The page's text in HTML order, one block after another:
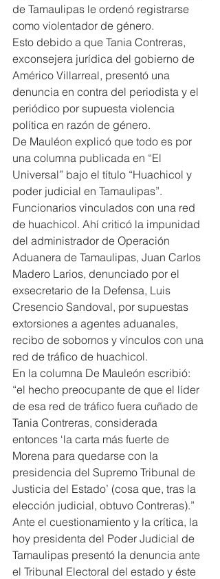
de Tamaulipas le ordenó registrarse
como violentador de género.
Esto debido a que Tania Contreras,
exconsejera jurídica del gobierno de
Américo Villarreal, presentó una
denuncia en contra del periodista y el
periódico por supuesta violencia
política en razón de género.
De Mauléon explicó que todo es por
una columna publicada en “El
Universal” bajo el título “Huachicol y
poder judicial en Tamaulipas”.
Funcionarios vinculados con una red
de huachicol. Ahí criticó la impunidad
del administrador de Operación
Aduanera de Tamaulipas, Juan Carlos
Madero Larios, denunciado por el
exsecretario de la Defensa, Luis
Cresencio Sandoval, por supuestas
extorsiones a agentes aduanales,
recibo de sobornos y vínculos con una
red de tráfico de huachicol.
En la columna De Mauleón escribió:
“el hecho preocupante de que el líder
de esa red de tráfico fuera cuñado de
Tania Contreras, considerada
entonces ‘la carta más fuerte de
Morena para quedarse con la
presidencia del Supremo Tribunal de
Justicia del Estado’ (cosa que, tras la
elección judicial, obtuvo Contreras).”
Ante el cuestionamiento y la crítica, la
hoy presidenta del Poder Judicial de
Tamaulipas presentó la denuncia ante
el Tribunal Electoral del estado y éste